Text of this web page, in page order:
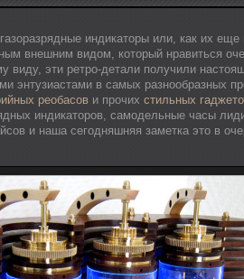
индикаторы или, как их
внешним видом, который нравиться
виду, эти ретро-детали получили
энтузиастами в самых разнообразных
реобасов и прочих стильных
индикаторов, самодельные часы
и наша сегодняшняя заметка это в